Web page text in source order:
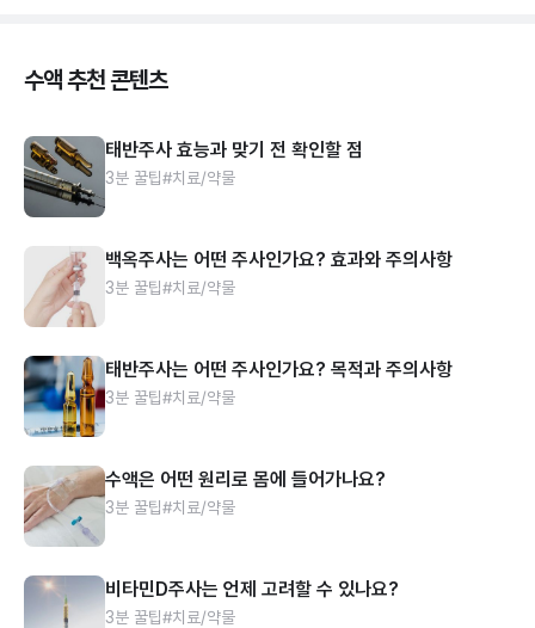
수액 추천 콘텐츠
태반주사 효능과 맞기 전 확인할 점
3분 꿀팁#치료/약물
백옥주사는 어떤 주사인가요? 효과와 주의사항
3분 꿀팁#치료/약물
태반주사는 어떤 주사인가요? 목적과 주의사항
3분 꿀팁#치료/약물
수액은 어떤 원리로 몸에 들어가나요?
3분 꿀팁#치료/약물
비타민D주사는 언제 고려할 수 있나요?
3분 꿀팁#치료/약물